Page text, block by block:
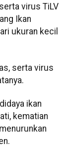
virus TiLV
Ikan
ukuran kecil
serta virus
ikan
kematian